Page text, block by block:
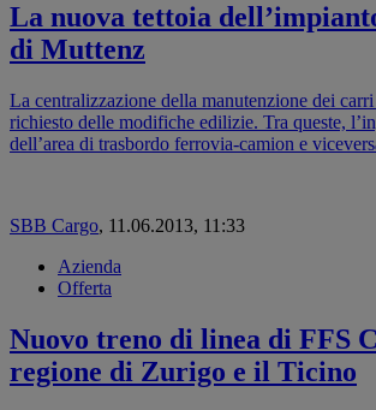
La nuova tettoia
di Muttenz
La centralizzazione della manutenzione dei
richiesto delle modifiche edilizie. Tra queste,
dell’area di trasbordo ferrovia-camion e
SBB Cargo, 11.06.2013, 11:33
Azienda
Offerta
Nuovo treno di linea di FFS
regione di Zurigo e il Ticino